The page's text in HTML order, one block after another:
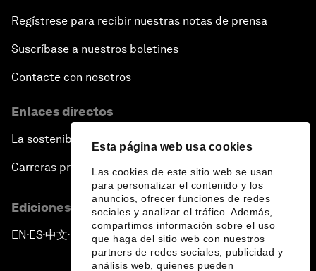
Esta página web usa cookies
Las cookies de este sitio web se usan
para personalizar el contenido y los
anuncios, ofrecer funciones de redes
sociales y analizar el tráfico. Además,
compartimos información sobre el uso
que haga del sitio web con nuestros
partners de redes sociales, publicidad y
análisis web, quienes pueden
Regístrese para recibir nuestras notas de prensa
Suscríbase a nuestros boletines
Contacte con nosotros
Enlaces directos
La sostenibilidad en el Foro
Carreras profesionales
Ediciones en otros idiomas
EN ▪ES▪中文▪ 日本語